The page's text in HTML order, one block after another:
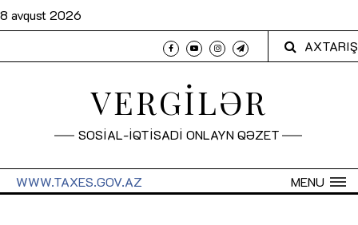
8 avqust 2026
AXTARIŞ
VERGİLƏR
SOSİAL-İQTİSADİ ONLAYN QƏZET
MENU
WWW.TAXES.GOV.AZ